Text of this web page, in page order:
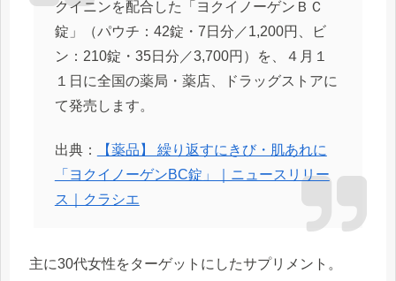
クイニンを配合した「ヨクイノーゲンＢＣ
錠」（パウチ：42錠・7日分／1,200円、ビ
ン：210錠・35日分／3,700円）を、４月１
１日に全国の薬局・薬店、ドラッグストアに
て発売します。
出典：
【薬品】 繰り返すにきび・肌あれに
「ヨクイノーゲンBC錠」｜ニュースリリー
ス｜クラシエ
主に30代女性をターゲットにしたサプリメント。